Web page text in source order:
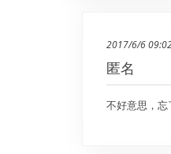
2017/6/6
匿名
不好意思，忘